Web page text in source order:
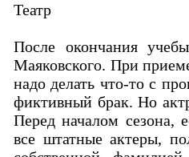
Театр
После окончания
Маяковского. При
надо делать что-то с
фиктивный брак. Но
Перед началом сезона,
все штатные актеры,